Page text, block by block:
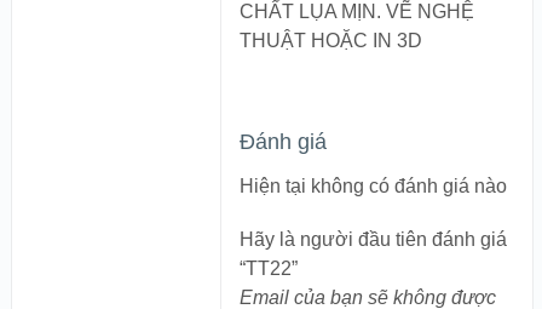
CHẤT LỤA MỊN. VẼ NGHỆ
THUẬT HOẶC IN 3D
Đánh giá
Hiện tại không có đánh giá nào
Hãy là người đầu tiên đánh giá
“TT22”
Email của bạn sẽ không được